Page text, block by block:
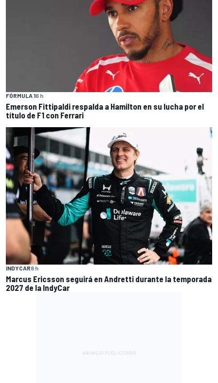
FÓRMULA 16 h
Emerson Fittipaldi respalda a Hamilton en su lucha por el
título de F1 con Ferrari
INDYCAR8 h
Marcus Ericsson seguirá en Andretti durante la temporada
2027 de la IndyCar